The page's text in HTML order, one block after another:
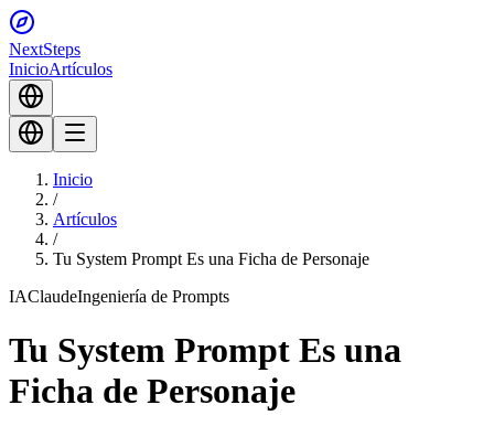
NextSteps
InicioArtículos
Inicio
/
Artículos
/
Tu System Prompt Es una Ficha de Personaje
IAClaudeIngeniería de Prompts
Tu System Prompt Es una
Ficha de Personaje